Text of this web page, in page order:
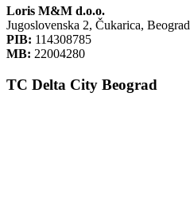
Loris M&M d.o.o.
Jugoslovenska 2, Čukarica, Beograd
PIB: 114308785
MB: 22004280
TC Delta City Beograd